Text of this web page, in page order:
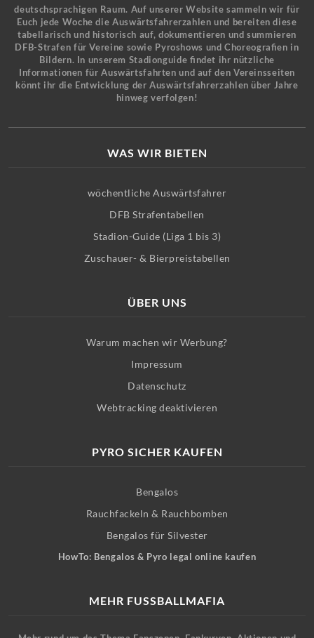
deutschsprachigen Raum. Auf unserer Website sammeln wir für
Euch jede Woche die Auswärtsfahrerzahlen und bereiten diese
tabellarisch und historisch auf, dokumentieren und summieren
DFB-Strafen für Vereine sowie Pyroshows und Choreografien in
Bildern. In unserem Stadionguide findet ihr nützliche
Informationen für Auswärtsfahrten und auf den Vereinsseiten
könnt ihr die Entwicklung der Auswärtsfahrerzahlen über Jahre
hinweg verfolgen!
WAS WIR BIETEN
wöchentliche Auswärtsfahrer
DFB Strafentabellen
Stadion-Guide (Liga 1 bis 3)
Zuschauer- & Bierpreistabellen
ÜBER UNS
Warum machen wir Werbung?
Impressum
Datenschutz
Webtracking deaktivieren
PYRO SICHER KAUFEN
Bengalos
Rauchfackeln & Rauchbomben
Bengalos für Silvester
HowTo: Bengalos & Pyro legal online kaufen
MEHR FUSSBALLMAFIA